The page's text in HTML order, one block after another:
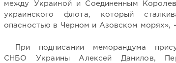
между Украиной и Соединенным
украинского флота, который
опасностью в Черном и Азовском морях»,
При подписании меморандума
СНБО Украины Алексей Данилов,